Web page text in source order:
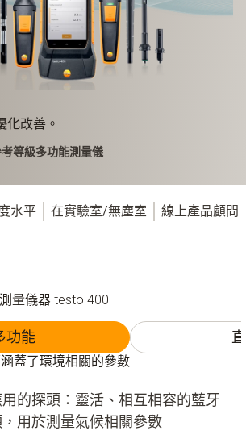
化改善。
等級多功能測量儀
水平 在實驗室/無塵室 線上產品顧問
量儀器 testo 400
功能
蓋了環境相關的參數
的探頭：靈活、相互相容的藍牙
用於測量氣候相關參數